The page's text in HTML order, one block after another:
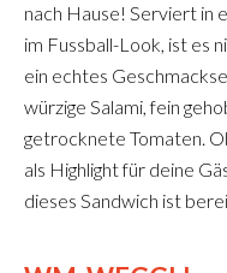
nach Hause! Serviert in
im Fussball-Look, ist es
ein echtes
würzige Salami, fein
getrocknete Tomaten.
als Highlight für deine
dieses Sandwich ist